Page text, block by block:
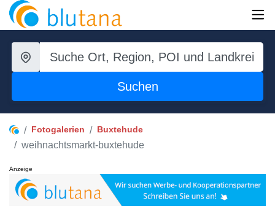
Suchen
Fotogalerien Buxtehude
weihnachtsmarkt-buxtehude
Anzeige